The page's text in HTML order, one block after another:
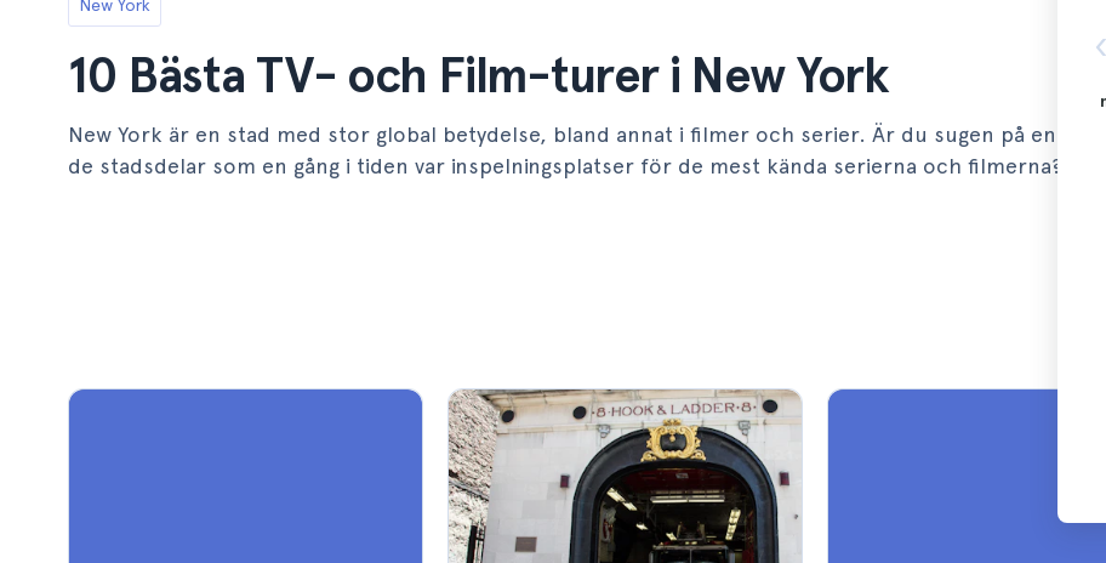
New York
10 Bästa TV- och Film-turer i New York
New York är en stad med stor global betydelse, bland annat i filmer och serier. Är du sugen på en
de stadsdelar som en gång i tiden var inspelningsplatser för de mest kända serierna och filmerna?